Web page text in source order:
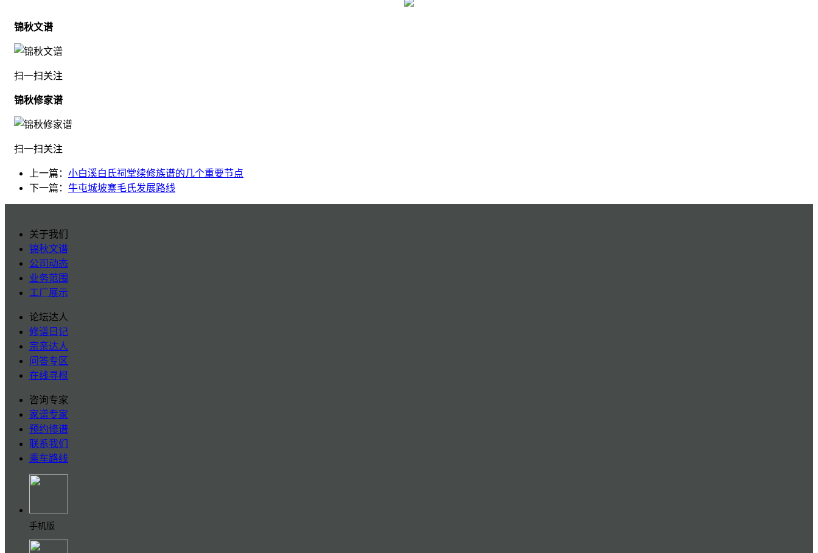
锦秋文谱
扫一扫关注
锦秋修家谱
扫一扫关注
上一篇： 小白溪白氏祠堂续修族谱的几个重要节点
下一篇： 牛屯城坡寨毛氏发展路线
关于我们
锦秋文谱
公司动态
业务范围
工厂展示
论坛达人
修谱日记
宗亲达人
问答专区
在线寻根
咨询专家
家谱专家
预约修谱
联系我们
乘车路线
手机版